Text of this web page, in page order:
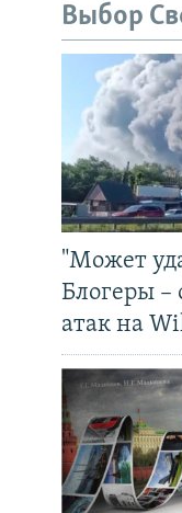
Выбор
"Может
Блогеры –
атак на